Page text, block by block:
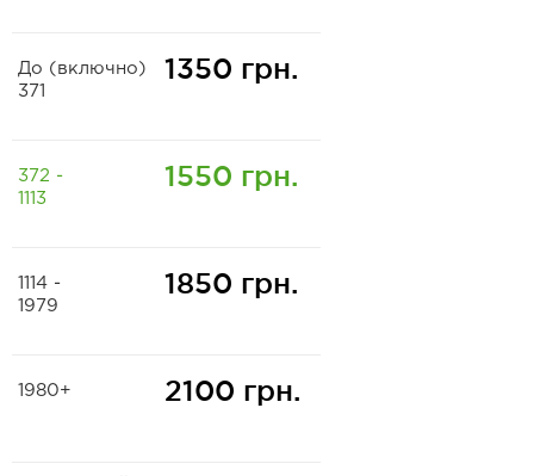
До (включно)
371
372 -
1113
1114 -
1979
1980+
1350 грн.
1550 грн.
1850 грн.
2100 грн.